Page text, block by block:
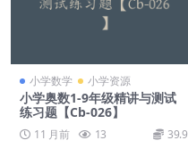
小学数学 小学资源
小学奥数1-9年级精讲与测试
练习题【Cb-026】
11 月前 13 39.9